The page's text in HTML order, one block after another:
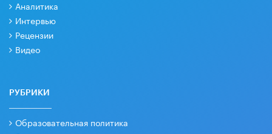
Аналитика
Интервью
Рецензии
Видео
РУБРИКИ
Образовательная политика